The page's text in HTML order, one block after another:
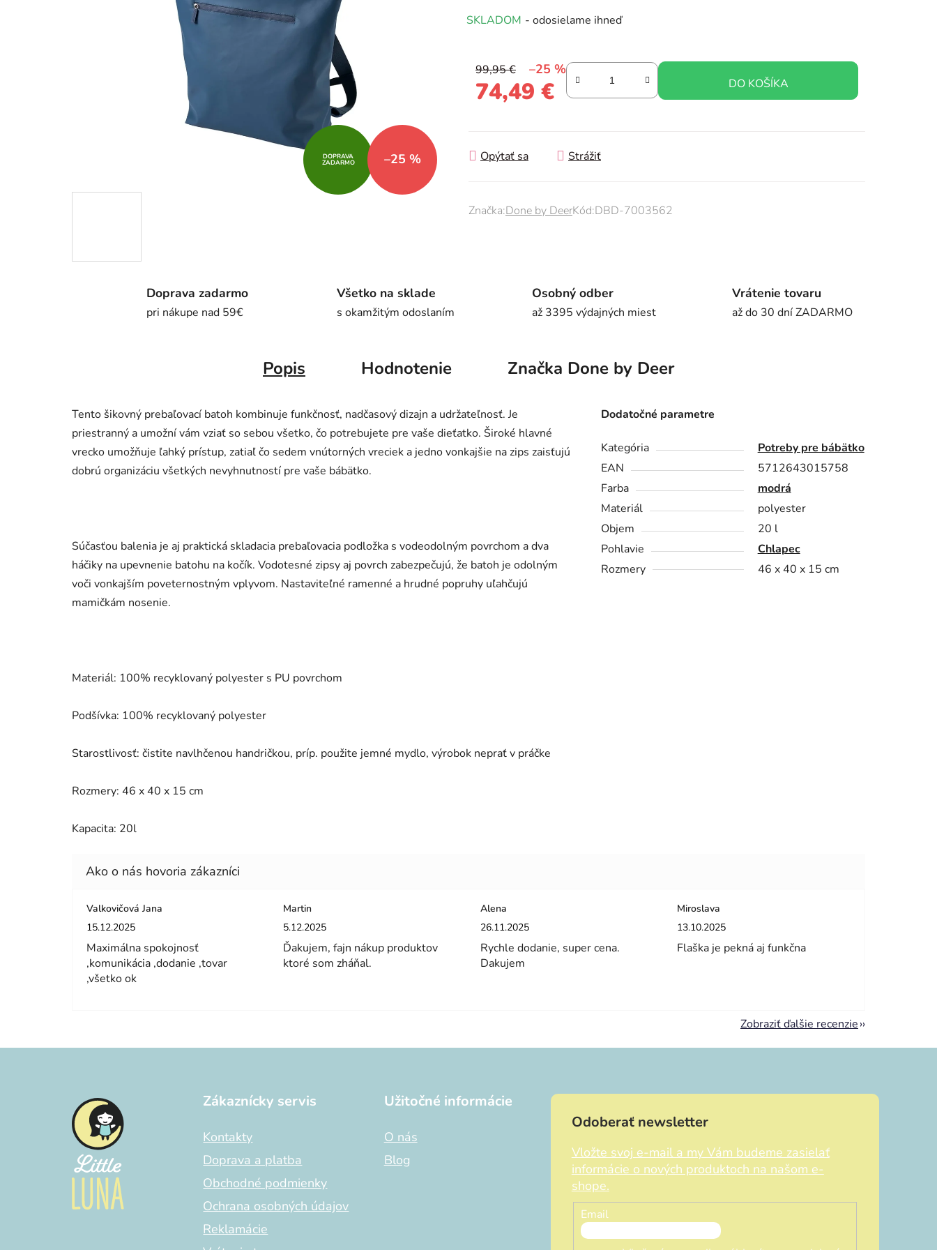
je
hviezdičiek.
SKLADOM - odosielame ihneď
99,95 € –25 %
74,49 € DO KOŠÍKA
Opýtať sa Strážiť
Značka:Done by DeerKód:DBD-7003562
DOPRAVA
ZADARMO –25 %
Doprava zadarmo
pri nákupe nad 59€
Všetko na sklade
s okamžitým odoslaním
Osobný odber
až 3395 výdajných miest
Vrátenie tovaru
až do 30 dní ZADARMO
Popis Hodnotenie Značka Done by Deer
Tento šikovný prebaľovací batoh kombinuje funkčnosť, nadčasový dizajn a udržateľnosť. Je
priestranný a umožní vám vziať so sebou všetko, čo potrebujete pre vaše dieťatko. Široké hlavné
vrecko umožňuje ľahký prístup, zatiaľ čo sedem vnútorných vreciek a jedno vonkajšie na zips zaisťujú
dobrú organizáciu všetkých nevyhnutností pre vaše bábätko.
Súčasťou balenia je aj praktická skladacia prebaľovacia podložka s vodeodolným povrchom a dva
háčiky na upevnenie batohu na kočík. Vodotesné zipsy aj povrch zabezpečujú, že batoh je odolným
voči vonkajším poveternostným vplyvom. Nastaviteľné ramenné a hrudné popruhy uľahčujú
mamičkám nosenie.
Materiál: 100% recyklovaný polyester s PU povrchom
Podšívka: 100% recyklovaný polyester
Starostlivosť: čistite navlhčenou handričkou, príp. použite jemné mydlo, výrobok neprať v práčke
Rozmery: 46 x 40 x 15 cm
Kapacita: 20l
Dodatočné parametre
Kategória
Potreby pre bábätko
EAN
5712643015758
Farba
modrá
Materiál
polyester
Objem
20 l
Pohlavie
Chlapec
Rozmery
46 x 40 x 15 cm
Valkovičová Jana
Hodnotenie obchodu je 5 z 5 hviezdičiek.
15.12.2025
Maximálna spokojnosť
,komunikácia ,dodanie ,tovar
,všetko ok
Martin
Hodnotenie obchodu je 5 z 5 hviezdičiek.
5.12.2025
Ďakujem, fajn nákup produktov
ktoré som zháňal.
Alena
Hodnotenie obchodu je 5 z 5 hviezdičiek.
26.11.2025
Rychle dodanie, super cena.
Dakujem
Miroslava
Hodnotenie obchodu je 5 z 5 hviezdičiek.
13.10.2025
Flaška je pekná aj funkčna
Zobraziť ďalšie recenzie
Zákaznícky servis
Kontakty
Doprava a platba
Obchodné podmienky
Ochrana osobných údajov
Reklamácie
Užitočné informácie
O nás
Blog
Odoberať newsletter
Vložte svoj e-mail a my Vám budeme zasielať
informácie o nových produktoch na našom e-
shope.
Email